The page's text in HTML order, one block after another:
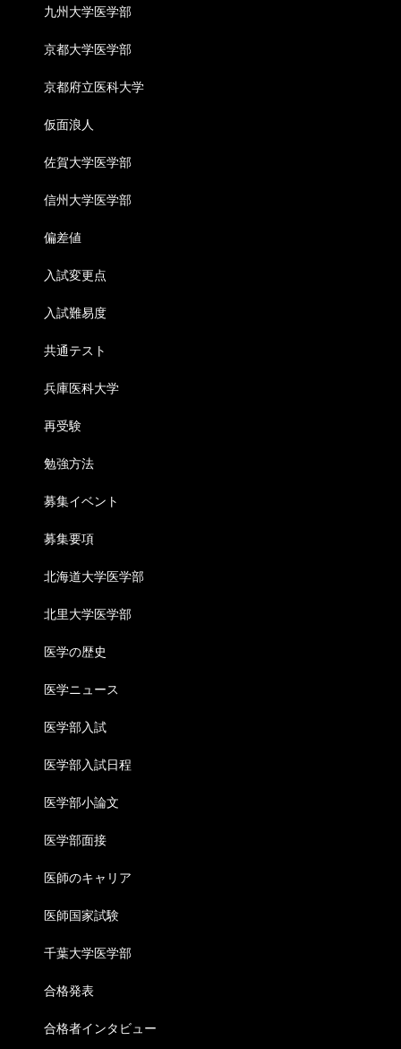
九州大学医学部
京都大学医学部
京都府立医科大学
仮面浪人
佐賀大学医学部
信州大学医学部
偏差値
入試変更点
入試難易度
共通テスト
兵庫医科大学
再受験
勉強方法
募集イベント
募集要項
北海道大学医学部
北里大学医学部
医学の歴史
医学ニュース
医学部入試
医学部入試日程
医学部小論文
医学部面接
医師のキャリア
医師国家試験
千葉大学医学部
合格発表
合格者インタビュー